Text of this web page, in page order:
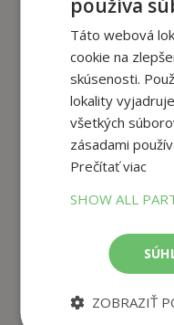
12
12
A Touch of Ruin
používa
Táto webová
cookie na
skúsenosti.
lokality
všetkých
zásadami
Prečítať viac
SHOW ALL
ZOBRAZIŤ